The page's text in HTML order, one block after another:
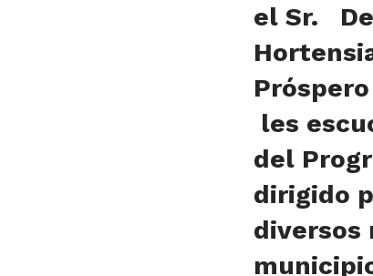
el Sr.
les
del
dirigido
diversos